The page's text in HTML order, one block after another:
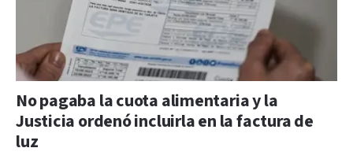
No pagaba la cuota alimentaria y la
Justicia ordenó incluirla en la factura de
luz